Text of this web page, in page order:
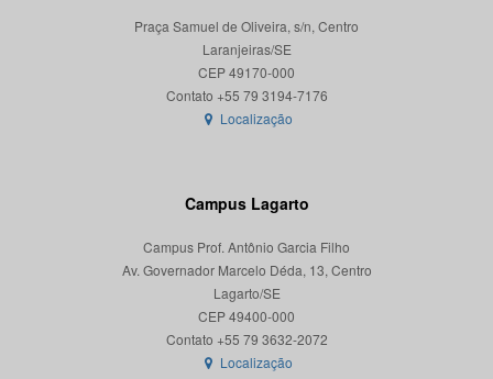
Praça Samuel de Oliveira, s/n, Centro
Laranjeiras/SE
CEP 49170-000
Localização
Campus Lagarto
Campus Prof. Antônio Garcia Filho
Av. Governador Marcelo Déda, 13, Centro
Lagarto/SE
CEP 49400-000
Localização